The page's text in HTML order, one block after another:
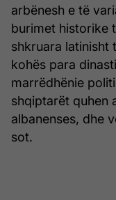
arbënesh e të
burimet historike
shkruara latinisht
kohës para
marrëdhënie
shqiptarët quhen
albanenses, dhe
sot.